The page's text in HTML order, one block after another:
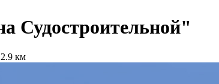
Судостроительной"
2.9 км